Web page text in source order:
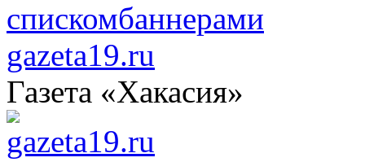
спискомбаннерами
gazeta19.ru
Газета «Хакасия»